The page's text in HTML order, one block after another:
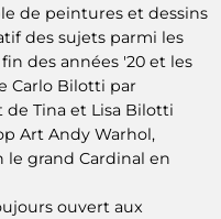
de peintures et dessins
des sujets parmi les
des années '20 et les
Carlo Bilotti par
de Tina et Lisa Bilotti
Art Andy Warhol,
le grand Cardinal en
ouvert aux